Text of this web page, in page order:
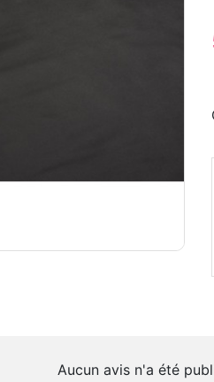
Aucun avis n'a été